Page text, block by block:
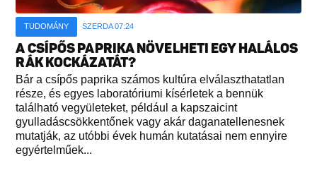
TUDOMÁNY SZERDA 07:24
A CSÍPŐS PAPRIKA NÖVELHETI EGY HALÁLOS
RÁK KOCKÁZATÁT?
Bár a csípős paprika számos kultúra elválaszthatatlan
része, és egyes laboratóriumi kísérletek a bennük
található vegyületeket, például a kapszaicint
gyulladáscsökkentőnek vagy akár daganatellenesnek
mutatják, az utóbbi évek humán kutatásai nem ennyire
egyértelműek...